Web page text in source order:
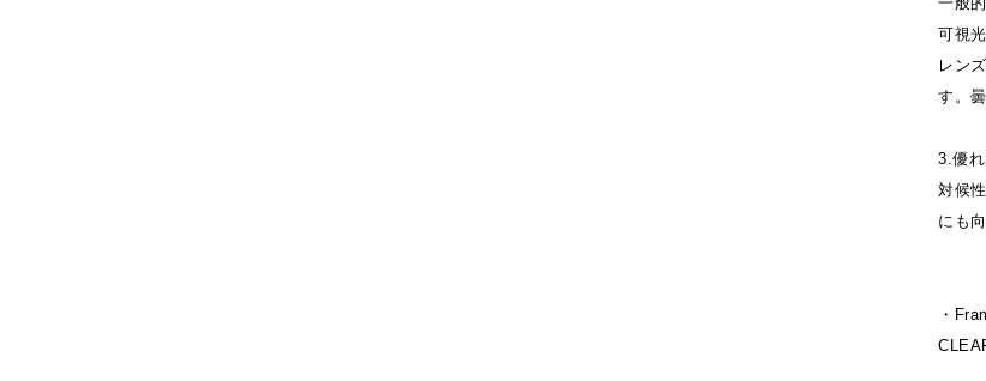
可視
レン
す。
3.優
対候
にも
・